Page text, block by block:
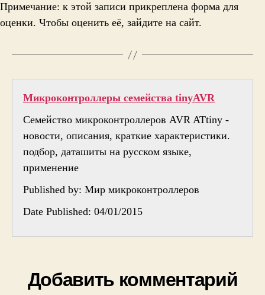
Примечание: к этой записи прикреплена форма для
оценки. Чтобы оценить её, зайдите на сайт.
Микроконтроллеры семейства tinyAVR
Семейство микроконтроллеров AVR ATtiny -
новости, описания, краткие характеристики.
подбор, даташиты на русском языке,
применение
Published by: Мир микроконтроллеров
Date Published: 04/01/2015
Добавить комментарий